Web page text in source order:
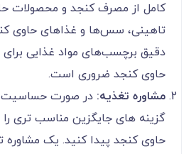
کامل از مصرف کنجد و محصولات
تاهینی، سس‌ها و غذاهای حاوی
دقیق برچسب‌های مواد غذایی برای
حاوی کنجد ضروری است.
مشاوره تغذیه: در صورت حساسیت
گزینه های جایگزین مناسب تری را
حاوی کنجد پیدا کنید. یک مشاوره